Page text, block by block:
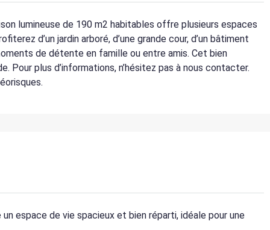
lumineuse de 190 m2 habitables offre plusieurs espaces
d’un jardin arboré, d’une grande cour, d’un bâtiment
de détente en famille ou entre amis. Cet bien
plus d’informations, n’hésitez pas à nous contacter.
espace de vie spacieux et bien réparti, idéale pour une